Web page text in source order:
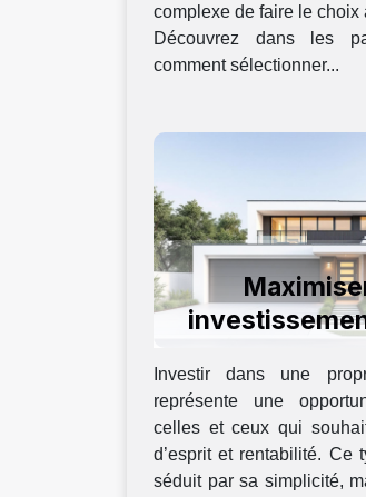
complexe de faire le choix
Découvrez dans les
comment sélectionner...
Investir dans une
représente une
celles et ceux qui
d’esprit et rentabilité. Ce
séduit par sa simplicité,